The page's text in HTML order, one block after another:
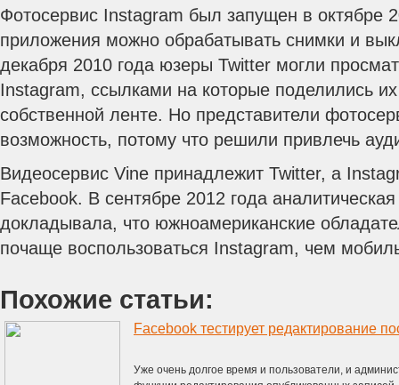
Фотосервис Instagram был запущен в октябре
приложения можно обрабатывать снимки и
декабря 2010 года юзеры Twitter могли
Instagram, ссылками на которые поделились их
собственной ленте. Но представители
возможность, потому что решили привлечь
Видеосервис Vine принадлежит Twitter, а
Facebook. В сентябре 2012 года
докладывала, что южноамериканские
почаще воспользоваться Instagram, чем
Похожие статьи:
Facebook тестирует редактирование
Уже очень долгое время и пользователи, и